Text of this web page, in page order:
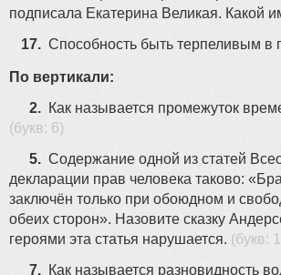
подписала Екатерина Великая. Какой
17. Способность быть терпеливым в
По вертикали:
2. Как называется промежуток
(букв: 6)
5. Содержание одной из статей
декларации прав человека таково:
заключён только при обоюдном и
обеих сторон». Назовите сказку
героями эта статья нарушается. (букв:
7. Как называется разновидность